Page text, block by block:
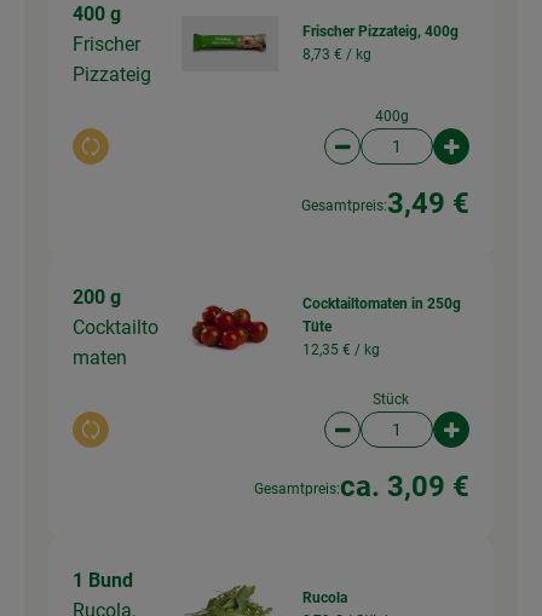
400 g
Frischer
Pizzateig
Auswahl ändern
Frischer Pizzateig, 400g
8,73 € / kg
400g
Artikelanzahl
Gesamtpreis:3,49 €
200 g
Cocktailto
maten
Auswahl ändern
Cocktailtomaten in 250g
Tüte
12,35 € / kg
Stück
Artikelanzahl
Gesamtpreis:ca. 3,09 €
1 Bund
Rucola,
Rucola